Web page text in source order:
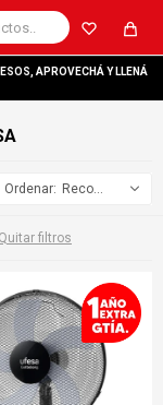
APROVECHÁ Y LLENÁ
Recomendados
Quitar filtros